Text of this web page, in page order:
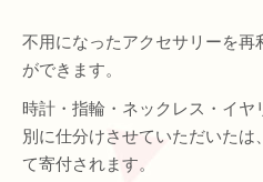
不用になったアクセサリーを再
ができます。
時計・指輪・ネックレス・イ
別に仕分けさせていただいた
て寄付されます。